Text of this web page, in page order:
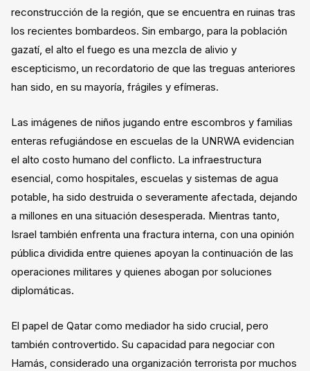
reconstrucción de la región, que se encuentra en ruinas tras
los recientes bombardeos. Sin embargo, para la población
gazatí, el alto el fuego es una mezcla de alivio y
escepticismo, un recordatorio de que las treguas anteriores
han sido, en su mayoría, frágiles y efímeras.
Las imágenes de niños jugando entre escombros y familias
enteras refugiándose en escuelas de la UNRWA evidencian
el alto costo humano del conflicto. La infraestructura
esencial, como hospitales, escuelas y sistemas de agua
potable, ha sido destruida o severamente afectada, dejando
a millones en una situación desesperada. Mientras tanto,
Israel también enfrenta una fractura interna, con una opinión
pública dividida entre quienes apoyan la continuación de las
operaciones militares y quienes abogan por soluciones
diplomáticas.
El papel de Qatar como mediador ha sido crucial, pero
también controvertido. Su capacidad para negociar con
Hamás, considerado una organización terrorista por muchos